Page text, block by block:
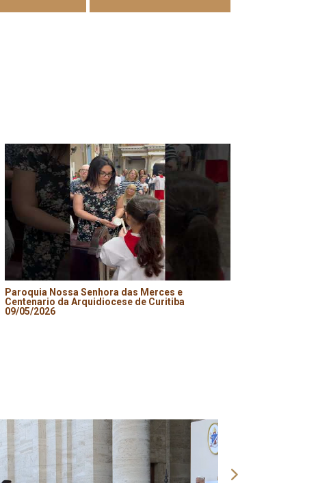
Paroquia Nossa Senhora das Merces e
Centenario da Arquidiocese de Curitiba
09/05/2026